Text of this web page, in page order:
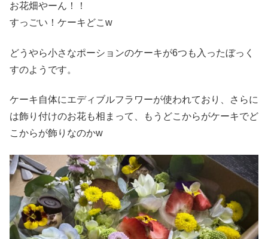
お花畑やーん！！
すっごい！ケーキどこw
どうやら小さなポーションのケーキが6つも入ったぼっく
すのようです。
ケーキ自体にエディブルフラワーが使われており、さらに
は飾り付けのお花も相まって、もうどこからがケーキでど
こからが飾りなのかw